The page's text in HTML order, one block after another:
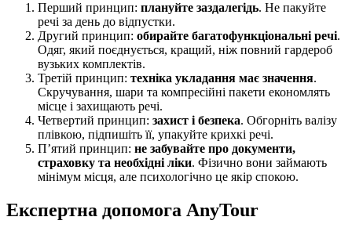
Перший принцип: плануйте заздалегідь. Не пакуйте
речі за день до відпустки.
Другий принцип: обирайте багатофункціональні речі.
Одяг, який поєднується, кращий, ніж повний гардероб
вузьких комплектів.
Третій принцип: техніка укладання має значення.
Скручування, шари та компресійні пакети економлять
місце і захищають речі.
Четвертий принцип: захист і безпека. Обгорніть валізу
плівкою, підпишіть її, упакуйте крихкі речі.
П’ятий принцип: не забувайте про документи,
страховку та необхідні ліки. Фізично вони займають
мінімум місця, але психологічно це якір спокою.
Експертна допомога AnyTour